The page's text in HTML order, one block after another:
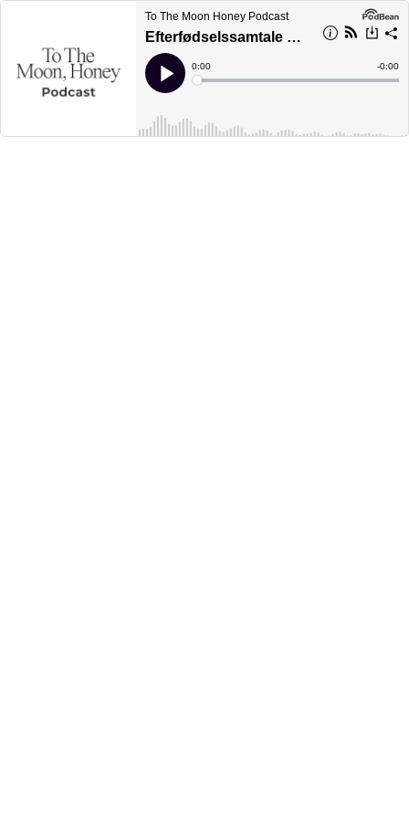
To The Moon Honey Podcast
Efterfødselssamtale med Maria Gregersen
Play
Current
Time
0:00
Loaded:
Time
-0:00